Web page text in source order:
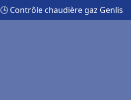
🕒 Contrôle chaudière gaz Genlis